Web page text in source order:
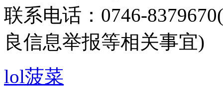
联系电话：0746-
良信息举报等相关事宜)
lol菠菜